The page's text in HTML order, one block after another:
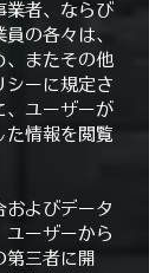
業者、ならび
の各々は、
、またその他
シーに規定さ
、ユーザーが
た情報を閲覧
およびデータ
ユーザーから
第三者に開